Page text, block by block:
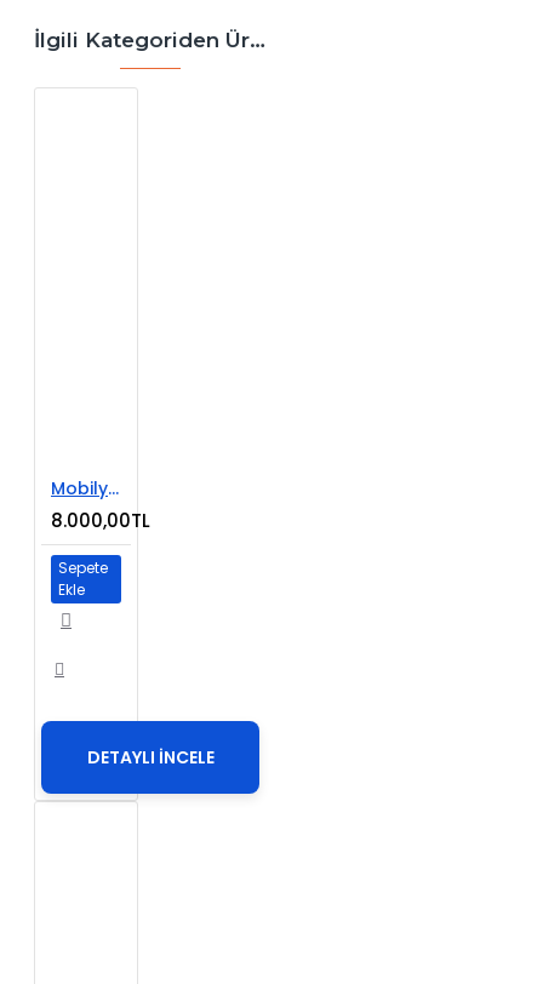
İlgili Kategoriden Ürünler
Mobilya Satışı E-Ticaret Web Sitesi
8.000,00TL
Sepete
Ekle
DETAYLI İNCELE